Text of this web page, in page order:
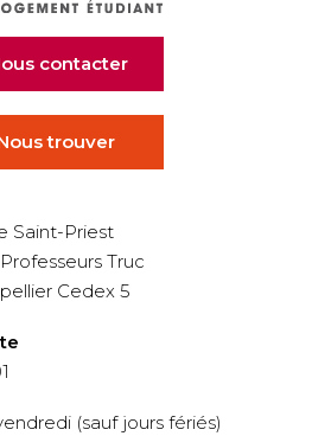
contacter
trouver
Saint-Priest
Truc
Cedex 5
(sauf jours fériés)